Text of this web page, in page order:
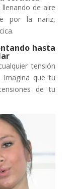
de aire
por la nariz,
hasta
tensión
que tu
de tu